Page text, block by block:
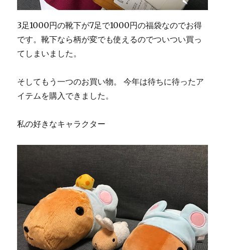
3足1000円の靴下が7足で1000円の福袋なのでお得
です。靴下なら柄が変でも使えるのでついつい買っ
てしまいました。
そしてもう一つのお買い物。 今年は待ちに待ったア
イテムを購入できました。
私の好きなキャラクター